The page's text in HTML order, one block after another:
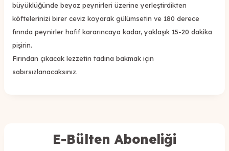
büyüklüğünde beyaz peynirleri üzerine yerleştirdikten
köftelerinizi birer ceviz koyarak gülümsetin ve 180 derece
fırında peynirler hafif kararıncaya kadar, yaklaşık 15-20 dakika
pişirin.
Fırından çıkacak lezzetin tadına bakmak için
sabırsızlanacaksınız.
E-Bülten Aboneliği